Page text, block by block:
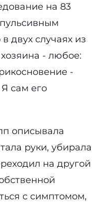
на 83
двух случаях из
- любое:
-
сам его
описывала
руки, убирала
на другой
с симптомом,